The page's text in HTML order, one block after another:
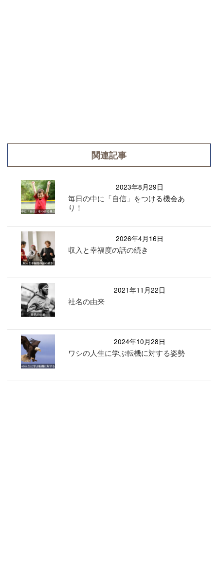
関連記事
2023年8月29日
毎日の中に「自信」をつける機会あ
り！
2026年4月16日
収入と幸福度の話の続き
2021年11月22日
社名の由来
2024年10月28日
ワシの人生に学ぶ転機に対する姿勢